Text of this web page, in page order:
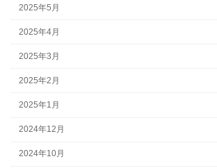
2025年5月
2025年4月
2025年3月
2025年2月
2025年1月
2024年12月
2024年10月